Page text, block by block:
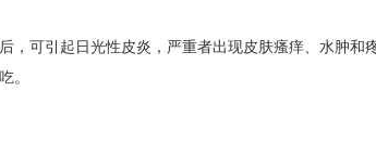
，可引起日光性皮炎，严重者出现皮肤瘙痒、水肿和疼
。